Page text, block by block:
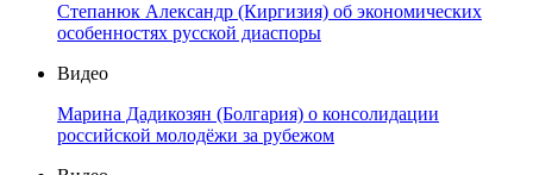
Степанюк Александр (Киргизия) об экономических
особенностях русской диаспоры
Видео
Марина Дадикозян (Болгария) о консолидации
российской молодёжи за рубежом